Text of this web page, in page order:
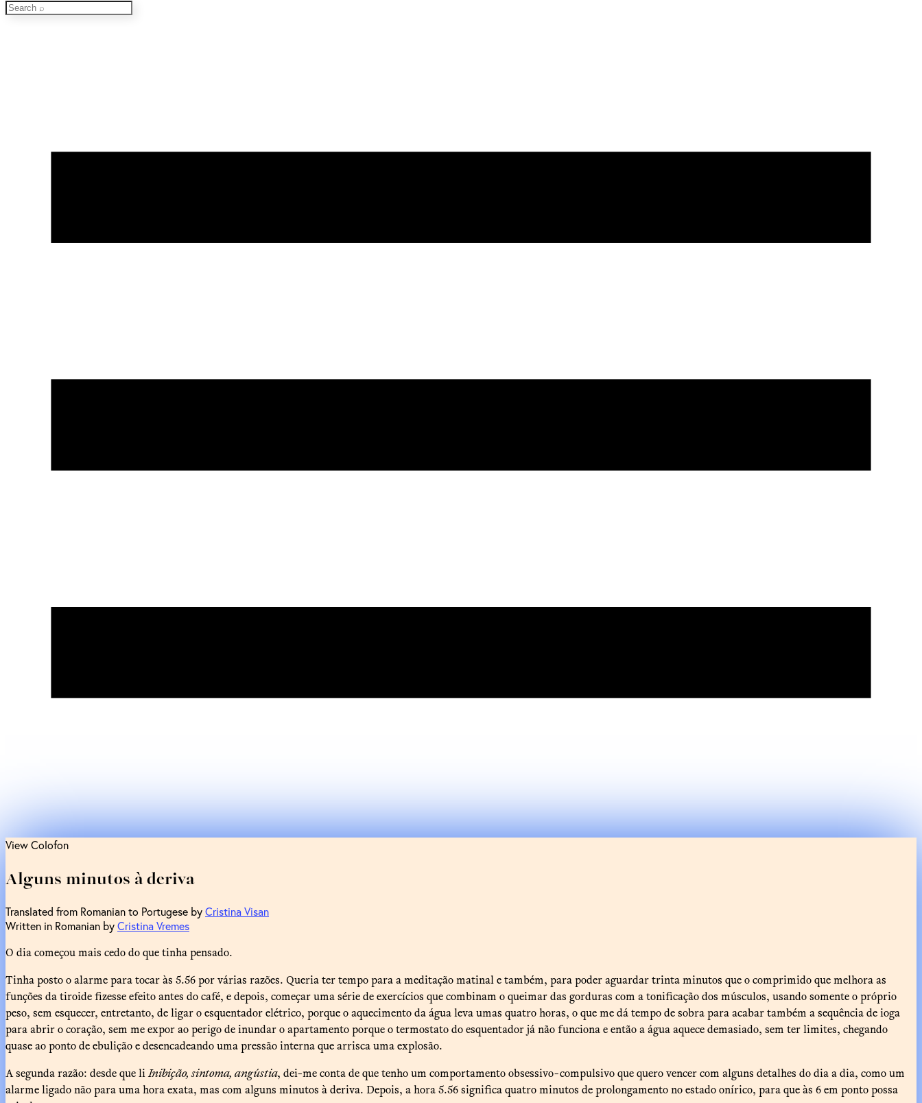
View Colofon
Alguns minutos à deriva
Translated from Romanian to Portugese byCristina Visan
Written in Romanian byCristina Vremes
O dia começou mais cedo do que tinha pensado.
Tinha posto o alarme para tocar às 5.56 por várias razões. Queria ter tempo para a meditação matinal e também, para poder aguardar trinta minutos que o comprimido que melhora as
funções da tiroide fizesse efeito antes do café, e depois, começar uma série de exercícios que combinam o queimar das gorduras com a tonificação dos músculos, usando somente o próprio
peso, sem esquecer, entretanto, de ligar o esquentador elétrico, porque o aquecimento da água leva umas quatro horas, o que me dá tempo de sobra para acabar também a sequência de ioga
para abrir o coração, sem me expor ao perigo de inundar o apartamento porque o termostato do esquentador já não funciona e então a água aquece demasiado, sem ter limites, chegando
quase ao ponto de ebulição e desencadeando uma pressão interna que arrisca uma explosão.
A segunda razão: desde que liInibição, sintoma, angústia, dei-me conta de que tenho um comportamento obsessivo-compulsivo que quero vencer com alguns detalhes do dia a dia, como um
alarme ligado não para uma hora exata, mas com alguns minutos à deriva. Depois, a hora 5.56 significa quatro minutos de prolongamento no estado onírico, para que às 6 em ponto possa